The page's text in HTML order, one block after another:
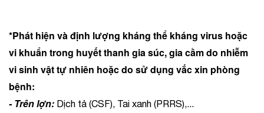
*Phát hiện và định lượng kháng thể kháng virus hoặc
vi khuẩn trong huyết thanh gia súc, gia cầm do nhiễm
vi sinh vật tự nhiên hoặc do sử dụng vắc xin phòng
bệnh:
- Trên lợn: Dịch tả (CSF), Tai xanh (PRRS),...